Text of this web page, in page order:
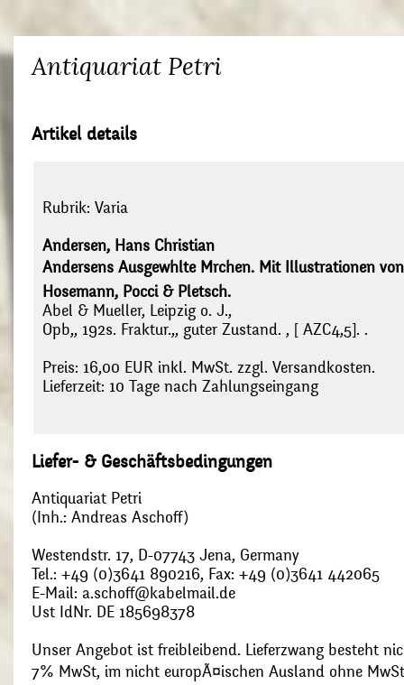
Antiquariat Petri
Artikel details
Rubrik: Varia
Andersen, Hans Christian
Andersens Ausgewhlte Mrchen. Mit Illustrationen
Hosemann, Pocci & Pletsch.
Abel & Mueller, Leipzig o. J.,
Opb,, 192s. Fraktur.,, guter Zustand. , [ AZC4,5]. .
Preis: 16,00 EUR inkl. MwSt. zzgl. Versandkosten.
Lieferzeit: 10 Tage nach Zahlungseingang
Liefer- & Geschäftsbedingungen
Antiquariat Petri
(Inh.: Andreas Aschoff)
Westendstr. 17, D-07743 Jena, Germany
Tel.: +49 (0)3641 890216, Fax: +49 (0)3641 442065
E-Mail: a.schoff@kabelmail.de
Ust IdNr. DE 185698378
Unser Angebot ist freibleibend. Lieferzwang besteht
7% MwSt, im nicht europÃ¤ischen Ausland ohne